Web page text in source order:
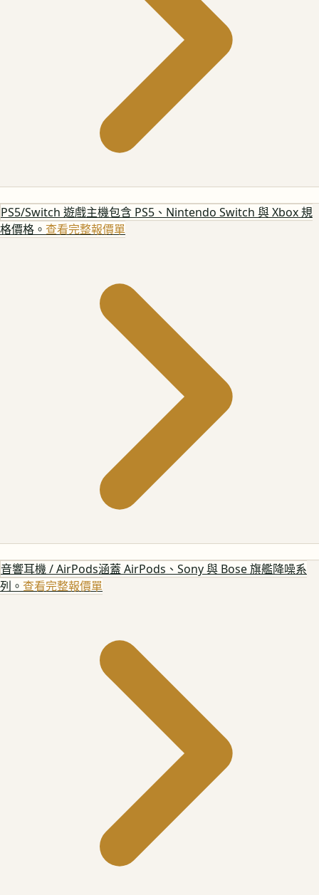
PS5/Switch 遊戲主機包含 PS5、Nintendo Switch 與 Xbox 規
格價格。 查看完整報價單
音響耳機 / AirPods涵蓋 AirPods、Sony 與 Bose 旗艦降噪系
列。 查看完整報價單